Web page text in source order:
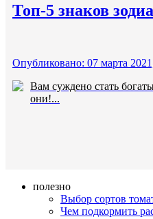
Топ-5 знаков
Опубликовано: 07 марта
Вам суждено стать
они!...
полезно
Выбор сортов
Чем подкормить